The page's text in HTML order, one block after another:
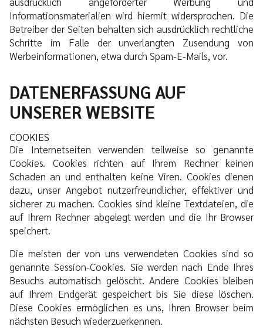
Informationsmaterialien wird hiermit widersprochen. Die
Betreiber der Seiten behalten sich ausdrücklich rechtliche
Schritte im Falle der unverlangten Zusendung von
Werbeinformationen, etwa durch Spam-E-Mails, vor.
DATENERFASSUNG AUF
UNSERER WEBSITE
COOKIES
Die Internetseiten verwenden teilweise so genannte
Cookies. Cookies richten auf Ihrem Rechner keinen
Schaden an und enthalten keine Viren. Cookies dienen
dazu, unser Angebot nutzerfreundlicher, effektiver und
sicherer zu machen. Cookies sind kleine Textdateien, die
auf Ihrem Rechner abgelegt werden und die Ihr Browser
speichert.
Die meisten der von uns verwendeten Cookies sind so
genannte Session-Cookies. Sie werden nach Ende Ihres
Besuchs automatisch gelöscht. Andere Cookies bleiben
auf Ihrem Endgerät gespeichert bis Sie diese löschen.
Diese Cookies ermöglichen es uns, Ihren Browser beim
nächsten Besuch wiederzuerkennen.